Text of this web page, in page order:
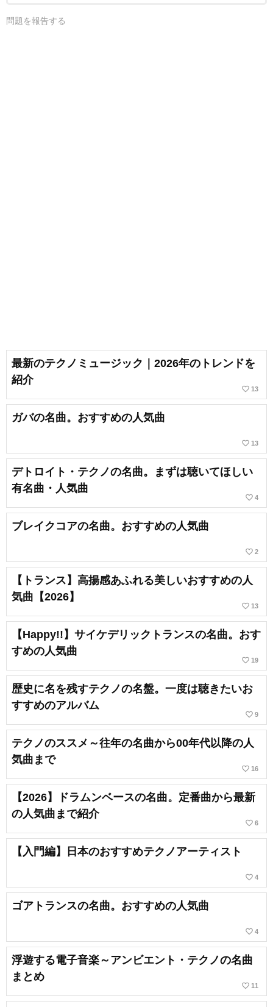
問題を報告する
最新のテクノミュージック｜2026年のトレンドを
紹介
favorite_border 13
ガバの名曲。おすすめの人気曲
favorite_border 13
デトロイト・テクノの名曲。まずは聴いてほしい
有名曲・人気曲
favorite_border 4
ブレイクコアの名曲。おすすめの人気曲
favorite_border 2
【トランス】高揚感あふれる美しいおすすめの人
気曲【2026】
favorite_border 13
【Happy!!】サイケデリックトランスの名曲。おす
すめの人気曲
favorite_border 19
歴史に名を残すテクノの名盤。一度は聴きたいお
すすめのアルバム
favorite_border 9
テクノのススメ～往年の名曲から00年代以降の人
気曲まで
favorite_border 16
【2026】ドラムンベースの名曲。定番曲から最新
の人気曲まで紹介
favorite_border 6
【入門編】日本のおすすめテクノアーティスト
favorite_border 4
ゴアトランスの名曲。おすすめの人気曲
favorite_border 4
浮遊する電子音楽～アンビエント・テクノの名曲
まとめ
favorite_border 11